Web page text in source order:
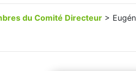
du Comité Directeur >